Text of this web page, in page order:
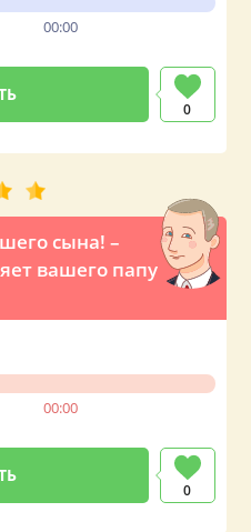
00:00
0
сына! –
вашего папу
00:00
0